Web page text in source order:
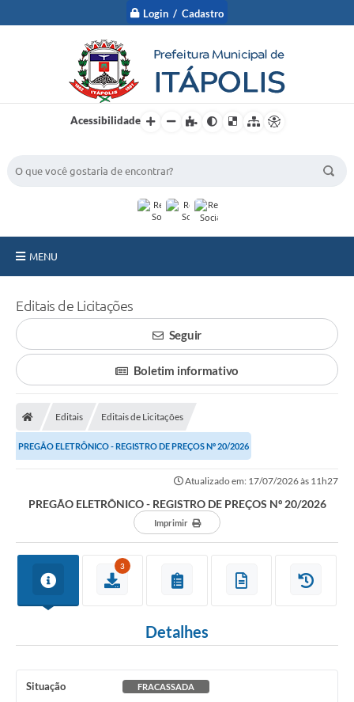
Login / Cadastro
Acessibilidade
MENU
Nossa Cidade
Secretarias
Serviços Online
Carta de Serviços
Contato
Editais
Contratos
Vagas de Emprego - PAT
Plano Diretor
Planos de Tecnologia da Informação e Comunicação
Itinerário do Transporte Público de Itápolis
Editais de Licitações
Seguir
Boletim informativo
Editais Editais de Licitações
PREGÃO ELETRÔNICO - REGISTRO DE PREÇOS Nº 20/2026
Atualizado em: 17/07/2026 às 11h27
PREGÃO ELETRÔNICO - REGISTRO DE PREÇOS Nº 20/2026
Imprimir
3
Detalhes
Situação FRACASSADA